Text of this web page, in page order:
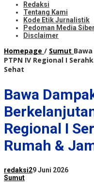
Redaksi
Tentang Kami
Kode Etik Jurnalistik
Pedoman Media Siber
Disclaimer
Homepage / Sumut
PTPN IV Regional I
Sehat
Bawa
Regional I
Rumah &
redaksi29 Juni 2026
Sumut